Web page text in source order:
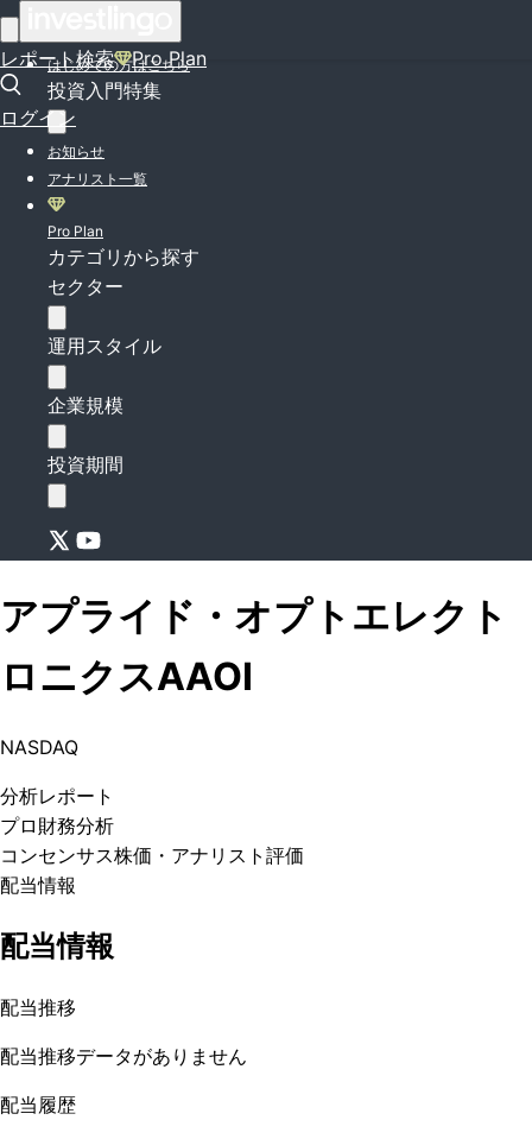
レポート検索 Pro Plan
ログイン
はじめての方はこちら
投資入門特集
お知らせ
アナリスト一覧
Pro Plan
カテゴリから探す
セクター
運用スタイル
企業規模
投資期間
アプライド・オプトエレクト
ロニクスAAOI
NASDAQ
分析レポート
プロ 財務分析
コンセンサス株価 ・アナリスト評価
配当情報
配当情報
配当推移
配当推移データがありません
配当履歴